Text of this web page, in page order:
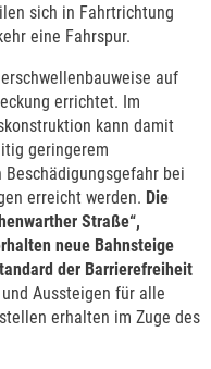
sich in Fahrtrichtung
eine Fahrspur.
auf
errichtet. Im
kann damit
geringerem
bei
erreicht werden. Die
Straße“,
neue Bahnsteige
der Barrierefreiheit
Aussteigen für alle
erhalten im Zuge des